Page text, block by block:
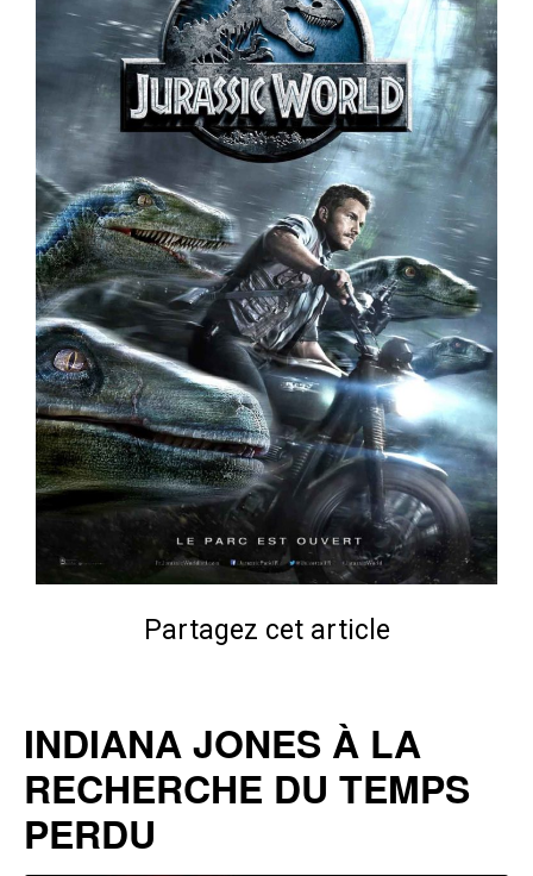
Partagez cet article
INDIANA JONES À LA
RECHERCHE DU TEMPS
PERDU